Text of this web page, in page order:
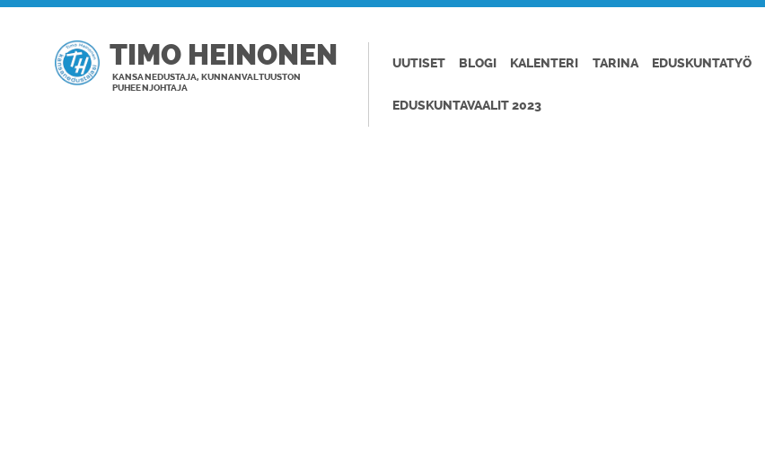
TIMO HEINONEN
KANSANEDUSTAJA, KUNNANVALTUUSTON
PUHEENJOHTAJA
UUTISET BLOGI KALENTERI TARINA EDUSKUNTATYÖ
EDUSKUNTAVAALIT 2023